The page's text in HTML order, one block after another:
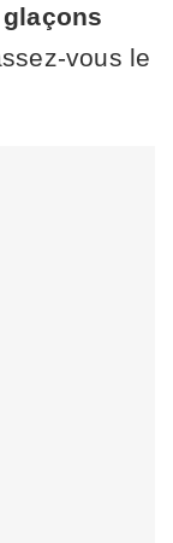
glaçons
vous le